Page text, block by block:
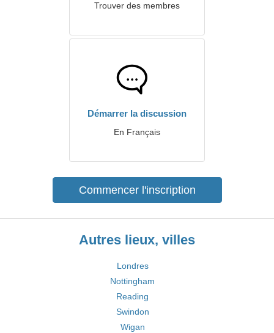
Trouver des membres
Démarrer la discussion
En Français
Commencer l'inscription
Autres lieux, villes
Londres
Nottingham
Reading
Swindon
Wigan